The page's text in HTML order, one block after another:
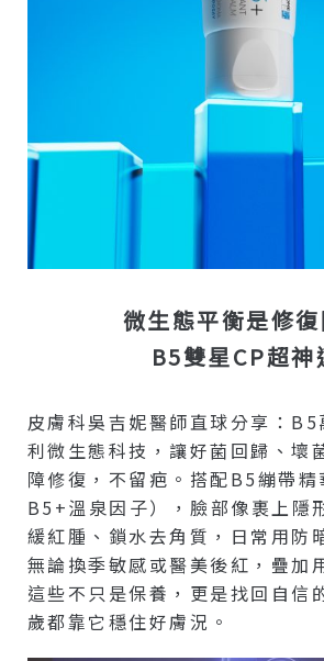
微生態平衡是修
B5雙星CP超神
皮膚科吳吉妮醫師直球分享：
利微生態科技，讓好菌回歸、壞
障修復，不留疤。搭配B5繃帶
B5+溫泉因子），臉部像裹上隱
緩紅腫、鎖水去角質，日常用防
無論換季敏感或醫美後紅，疊加
這些不只是保養，更是找回自信
歲都靠它穩住好膚況。